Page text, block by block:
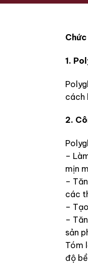
1.
cách
2.
–
mịn
–
các
–
–
sản
Tóm
độ